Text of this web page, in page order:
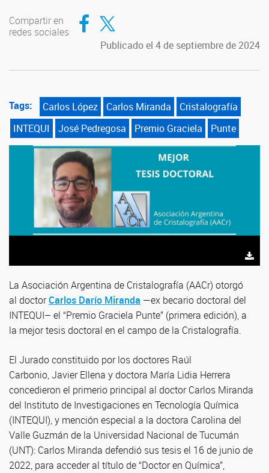
Compartir en
redes sociales
Compartir en Facebook
Compartir en Twitter
Publicado el 4 de septiembre de 2024
Tags: Carlos López Carlos Miranda
Cristalografía
INTEQUI
José Pedregosa Premio Graciela Punte
La Asociación Argentina de Cristalografía (AACr) otorgó
al doctorCarlos Darío Miranda —ex becario doctoral del
INTEQUI– el “Premio Graciela Punte” (primera edición), a
la mejor tesis doctoral en el campo de la Cristalografía.
El Jurado constituido por los doctores Raúl
Carbonio, Javier Ellena y doctora María Lidia Herrera
concedieron el primerio principal al doctor Carlos Miranda
del Instituto de Investigaciones en Tecnología Química
(INTEQUI), y mención especial a la doctora Carolina del
Valle Guzmán de la Universidad Nacional de Tucumán
(UNT): Carlos Miranda defendió sus tesis el 16 de junio de
2022, para acceder al título de “Doctor en Química”,